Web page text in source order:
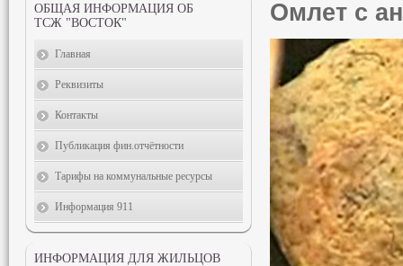
Омлет с
ОБЩАЯ ИНФОРМАЦИЯ ОБ
ТСЖ "ВОСТОК"
Главная
Реквизиты
Контакты
Публикация фин.отчётности
Тарифы на коммунальные ресурсы
Информация 911
ИНФОРМАЦИЯ ДЛЯ ЖИЛЬЦОВ